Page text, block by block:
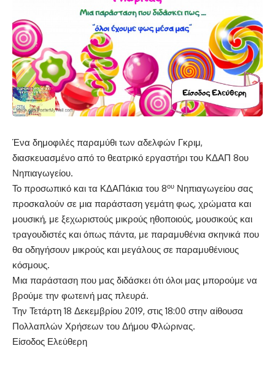
Ένα δημοφιλές παραμύθι των αδελφών Γκριμ,
διασκευασμένο από το θεατρικό εργαστήρι του ΚΔΑΠ 8ου
Νηπιαγωγείου.
Το προσωπικό και τα ΚΔΑΠάκια του 8ου Νηπιαγωγείου σας
προσκαλούν σε μια παράσταση γεμάτη φως, χρώματα και
μουσική, με ξεχωριστούς μικρούς ηθοποιούς, μουσικούς και
τραγουδιστές και όπως πάντα, με παραμυθένια σκηνικά που
θα οδηγήσουν μικρούς και μεγάλους σε παραμυθένιους
κόσμους.
Μια παράσταση που μας διδάσκει ότι όλοι μας μπορούμε να
βρούμε την φωτεινή μας πλευρά.
Την Τετάρτη 18 Δεκεμβρίου 2019, στις 18:00 στην αίθουσα
Πολλαπλών Χρήσεων του Δήμου Φλώρινας.
Είσοδος Ελεύθερη